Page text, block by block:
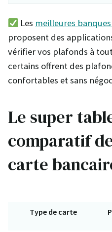
Les meilleures
proposent des
vérifier vos plafonds à
certains offrent des
confortables et sans
Le super
comparatif
carte
Type de carte